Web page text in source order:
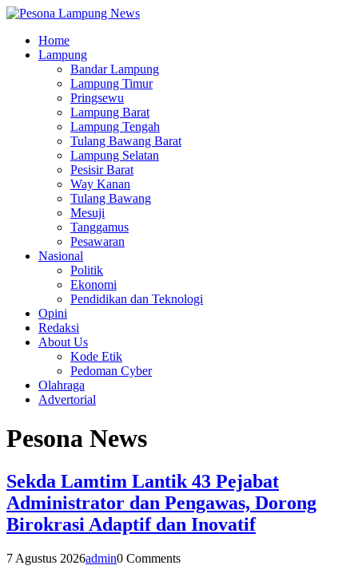
Home
Lampung
Bandar Lampung
Lampung Timur
Pringsewu
Lampung Barat
Lampung Tengah
Tulang Bawang Barat
Lampung Selatan
Pesisir Barat
Way Kanan
Tulang Bawang
Mesuji
Tanggamus
Pesawaran
Nasional
Politik
Ekonomi
Pendidikan dan Teknologi
Opini
Redaksi
About Us
Kode Etik
Pedoman Cyber
Olahraga
Advertorial
Pesona News
Sekda Lamtim Lantik 43 Pejabat
Administrator dan Pengawas, Dorong
Birokrasi Adaptif dan Inovatif
7 Agustus 2026admin0 Comments